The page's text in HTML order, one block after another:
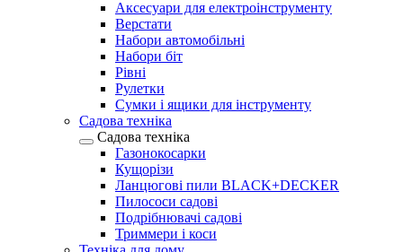
Аксесуари для електроінструменту
Верстати
Набори автомобільні
Набори біт
Рівні
Рулетки
Сумки і ящики для інструменту
Садова техніка
Садова техніка
Газонокосарки
Кущорізи
Ланцюгові пили BLACK+DECKER
Пилососи садові
Подрібнювачі садові
Триммери і коси